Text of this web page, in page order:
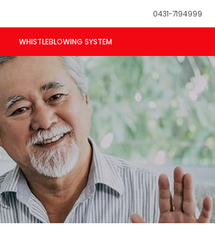
0431-7194999
WHISTLEBLOWING SYSTEM